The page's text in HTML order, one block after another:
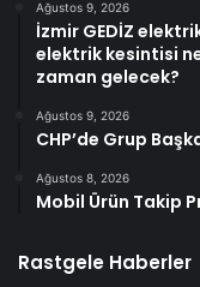
Ağustos 9, 2026
İzmir GEDİZ
elektrik kesintisi
zaman gelecek?
Ağustos 9, 2026
CHP’de Grup
Ağustos 8, 2026
Mobil Ürün Takip
Rastgele Haberler